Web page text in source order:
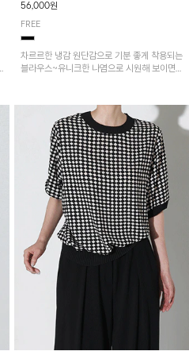
56,000원
FREE
차르르한 냉감 원단감으로 기분 좋게 착용되는
블라우스~유니크한 나염으로 시원해 보이면